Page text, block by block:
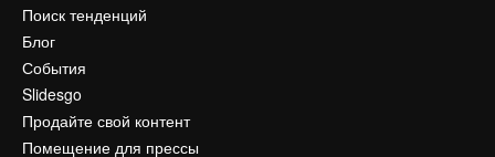
Поиск тенденций
Блог
События
Slidesgo
Продайте свой контент
Помещение для прессы